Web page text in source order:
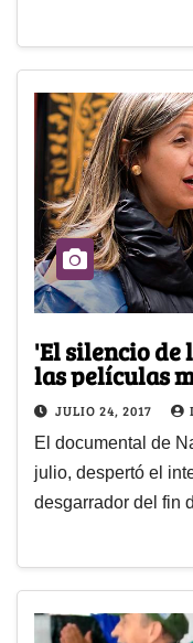
'El silencio de
las películas
JULIO 24, 2017
El documental de
julio, despertó el
desgarrador del fin